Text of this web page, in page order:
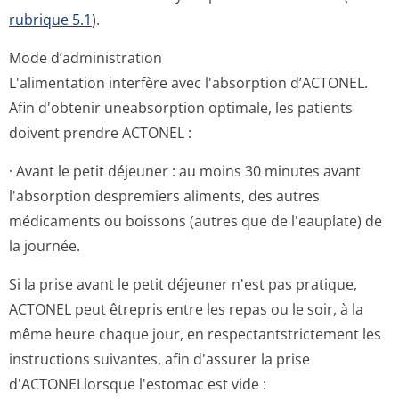
rubrique 5.1).
Mode d’administration
L'alimentation interfère avec l'absorption d’ACTONEL.
Afin d'obtenir uneabsorption optimale, les patients
doivent prendre ACTONEL :
· Avant le petit déjeuner : au moins 30 minutes avant
l'absorption despremiers aliments, des autres
médicaments ou boissons (autres que de l'eauplate) de
la journée.
Si la prise avant le petit déjeuner n'est pas pratique,
ACTONEL peut êtrepris entre les repas ou le soir, à la
même heure chaque jour, en respectantstric­tement les
instructions suivantes, afin d'assurer la prise
d'ACTONELlorsque l'estomac est vide :